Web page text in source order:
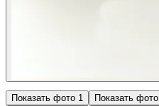
Показать фото 1 Показать фото